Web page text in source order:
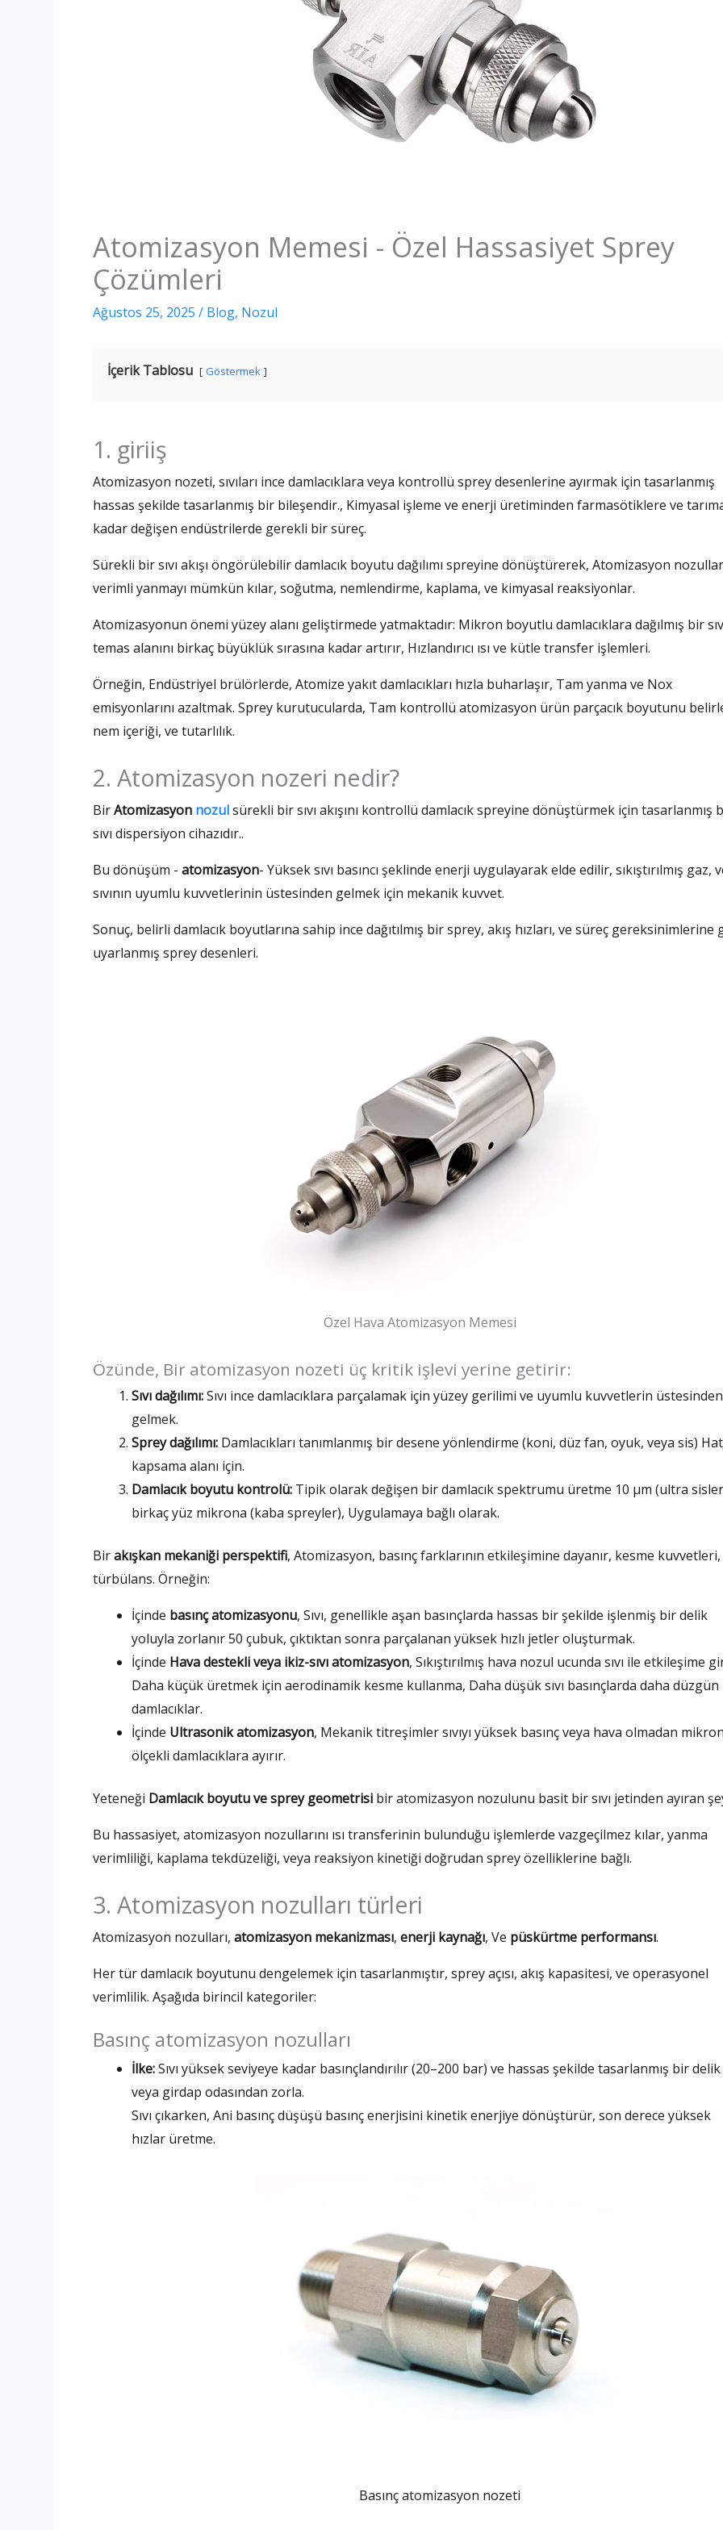
Atomizasyon Memesi - Özel Hassasiyet Sprey
Çözümleri
Ağustos 25, 2025 / Blog, Nozul
İçerik Tablosu Göstermek
1. giriiş
Atomizasyon nozeti, sıvıları ince damlacıklara veya kontrollü sprey desenlerine ayırmak için tasarlanmış
hassas şekilde tasarlanmış bir bileşendir., Kimyasal işleme ve enerji üretiminden farmasötiklere ve
kadar değişen endüstrilerde gerekli bir süreç.
Sürekli bir sıvı akışı öngörülebilir damlacık boyutu dağılımı spreyine dönüştürerek, Atomizasyon
verimli yanmayı mümkün kılar, soğutma, nemlendirme, kaplama, ve kimyasal reaksiyonlar.
Atomizasyonun önemi yüzey alanı geliştirmede yatmaktadır: Mikron boyutlu damlacıklara dağılmış bir
temas alanını birkaç büyüklük sırasına kadar artırır, Hızlandırıcı ısı ve kütle transfer işlemleri.
Örneğin, Endüstriyel brülörlerde, Atomize yakıt damlacıkları hızla buharlaşır, Tam yanma ve Nox
emisyonlarını azaltmak. Sprey kurutucularda, Tam kontrollü atomizasyon ürün parçacık boyutunu
nem içeriği, ve tutarlılık.
2. Atomizasyon nozeri nedir?
BirAtomizasyon nozulsürekli bir sıvı akışını kontrollü damlacık spreyine dönüştürmek için tasarlanmış
sıvı dispersiyon cihazıdır..
Bu dönüşüm - atomizasyon- Yüksek sıvı basıncı şeklinde enerji uygulayarak elde edilir, sıkıştırılmış gaz,
sıvının uyumlu kuvvetlerinin üstesinden gelmek için mekanik kuvvet.
Sonuç, belirli damlacık boyutlarına sahip ince dağıtılmış bir sprey, akış hızları, ve süreç gereksinimlerine
uyarlanmış sprey desenleri.
Özel Hava Atomizasyon Memesi
Özünde, Bir atomizasyon nozeti üç kritik işlevi yerine getirir:
Sıvı dağılımı:Sıvı ince damlacıklara parçalamak için yüzey gerilimi ve uyumlu kuvvetlerin üstesinden
gelmek.
Sprey dağılımı: Damlacıkları tanımlanmış bir desene yönlendirme (koni, düz fan, oyuk, veya sis)
kapsama alanı için.
Damlacık boyutu kontrolü: Tipik olarak değişen bir damlacık spektrumu üretme 10 μm (ultra
birkaç yüz mikrona (kaba spreyler), Uygulamaya bağlı olarak.
Birakışkan mekaniği perspektifi, Atomizasyon, basınç farklarının etkileşimine dayanır, kesme
türbülans. Örneğin:
İçinde basınç atomizasyonu, Sıvı, genellikle aşan basınçlarda hassas bir şekilde işlenmiş bir delik
yoluyla zorlanır 50 çubuk, çıktıktan sonra parçalanan yüksek hızlı jetler oluşturmak.
İçinde Hava destekli veya ikiz-sıvı atomizasyon, Sıkıştırılmış hava nozul ucunda sıvı ile etkileşime
Daha küçük üretmek için aerodinamik kesme kullanma, Daha düşük sıvı basınçlarda daha düzgün
damlacıklar.
İçinde Ultrasonik atomizasyon, Mekanik titreşimler sıvıyı yüksek basınç veya hava olmadan
ölçekli damlacıklara ayırır.
Yeteneği Damlacık boyutu ve sprey geometrisi bir atomizasyon nozulunu basit bir sıvı jetinden ayıran
Bu hassasiyet, atomizasyon nozullarını ısı transferinin bulunduğu işlemlerde vazgeçilmez kılar, yanma
verimliliği, kaplama tekdüzeliği, veya reaksiyon kinetiği doğrudan sprey özelliklerine bağlı.
3. Atomizasyon nozulları türleri
Atomizasyon nozulları, atomizasyon mekanizması, enerji kaynağı, Ve püskürtme performansı.
Her tür damlacık boyutunu dengelemek için tasarlanmıştır, sprey açısı, akış kapasitesi, ve operasyonel
verimlilik. Aşağıda birincil kategoriler:
Basınç atomizasyon nozulları
İlke:Sıvı yüksek seviyeye kadar basınçlandırılır (20–200 bar) ve hassas şekilde tasarlanmış bir delik
veya girdap odasından zorla.
Sıvı çıkarken, Ani basınç düşüşü basınç enerjisini kinetik enerjiye dönüştürür, son derece yüksek
hızlar üretme.
Basınç atomizasyon nozeti